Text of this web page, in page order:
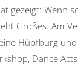
gezeigt: Wenn
Großes. Am
Hüpfburg
Dance